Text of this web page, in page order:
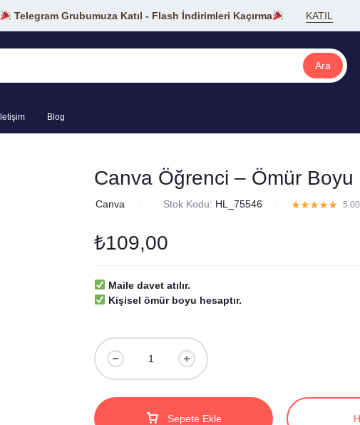
Telegram Grubumuza Katıl - Flash İndirimleri Kaçırma KATIL
Ara
İletişim Blog
Canva Öğrenci – Ömür Boyu
inCanva Stok Kodu: HL_75546
₺109,00
Maile davet atılır.
Kişisel ömür boyu hesaptır.
Sepete Ekle